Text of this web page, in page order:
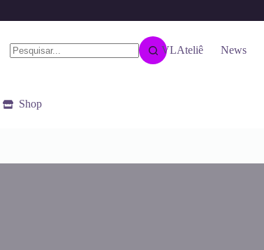
VLAteliê News
Shop